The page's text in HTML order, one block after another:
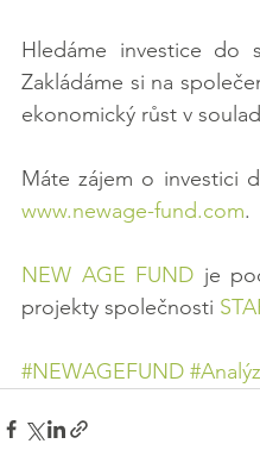
Hledáme investice
Zakládáme si na
ekonomický růst v
Máte zájem o investici
www.newage-fund.com.
NEW AGE FUND je
projekty společnosti
#NEWAGEFUND